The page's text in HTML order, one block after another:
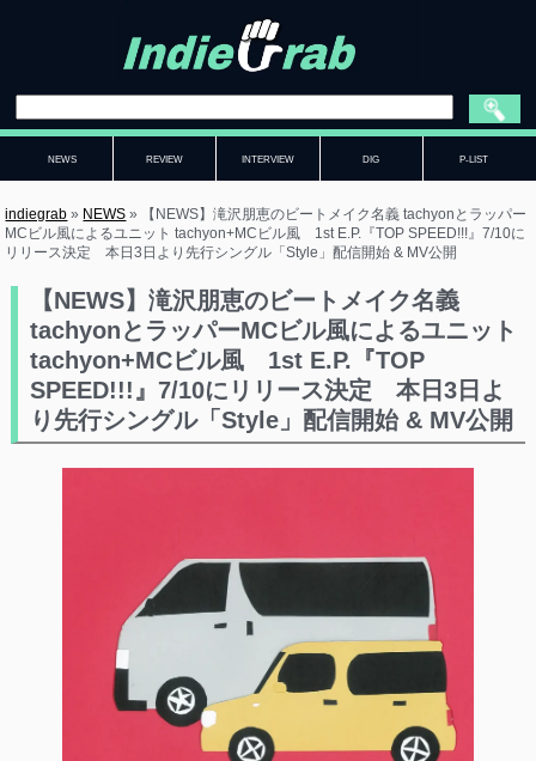
NEWS REVIEW INTERVIEW DIG P-LIST
indiegrab » NEWS »
【NEWS】滝沢朋恵のビートメイク名義 tachyonとラッパー
MCビル風によるユニット tachyon+MCビル風 1st E.P.『TOP SPEED!!!』7/10に
リリース決定 本日3日より先行シングル「Style」配信開始 & MV公開
【NEWS】滝沢朋恵のビートメイク名義
tachyonとラッパーMCビル風によるユニット
tachyon+MCビル風 1st E.P.『TOP
SPEED!!!』7/10にリリース決定 本日3日よ
り先行シングル「Style」配信開始 & MV公開